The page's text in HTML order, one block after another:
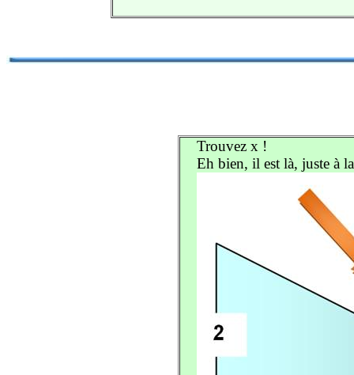
Trouvez x !
Eh bien, il est là, juste à